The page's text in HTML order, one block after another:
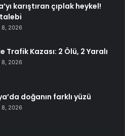
karıştıran çıplak heykel!
talebi
8, 2026
Trafik Kazası: 2 Ölü, 2 Yaralı
8, 2026
doğanın farklı yüzü
8, 2026